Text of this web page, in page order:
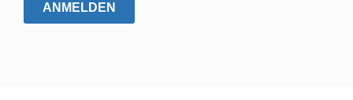
ANMELDEN